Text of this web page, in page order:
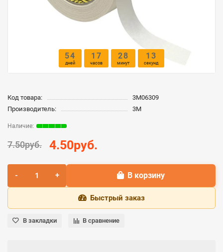
54
дней
17
часов
28
минут
13
секунд
Код товара:
3M06309
Производитель:
3M
7.50руб. 4.50руб.
В корзину
Быстрый заказ
В закладки В сравнение